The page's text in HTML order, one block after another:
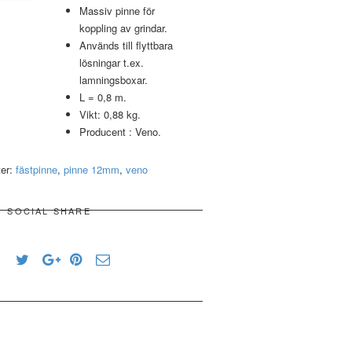
Massiv pinne för
koppling av grindar.
Används till flyttbara
lösningar t.ex.
lamningsboxar.
L = 0,8 m.
Vikt: 0,88 kg.
Producent : Veno.
fästpinne,pinne 12mm,veno
SOCIAL SHARE